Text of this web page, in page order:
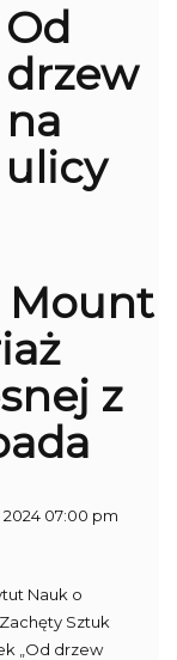
Od
drzew
na
ulicy
Mount
z
2024 07:00 pm
Nauk o
Sztuk
„Od drzew